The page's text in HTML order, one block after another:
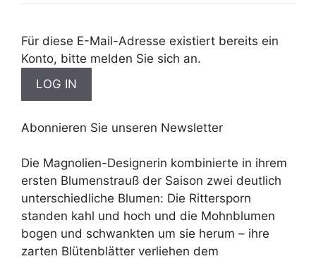
Für diese E-Mail-Adresse existiert bereits ein
Konto, bitte melden Sie sich an.
Abonnieren Sie unseren Newsletter
Die Magnolien-Designerin kombinierte in ihrem
ersten Blumenstrauß der Saison zwei deutlich
unterschiedliche Blumen: Die Rittersporn
standen kahl und hoch und die Mohnblumen
bogen und schwankten um sie herum – ihre
zarten Blütenblätter verliehen dem